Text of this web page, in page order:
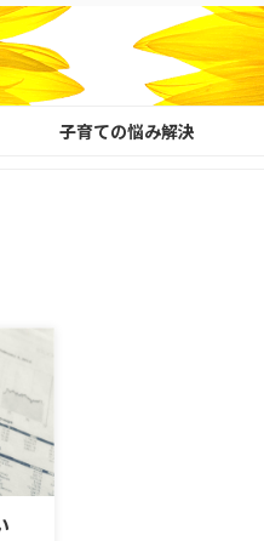
子育ての悩み解決